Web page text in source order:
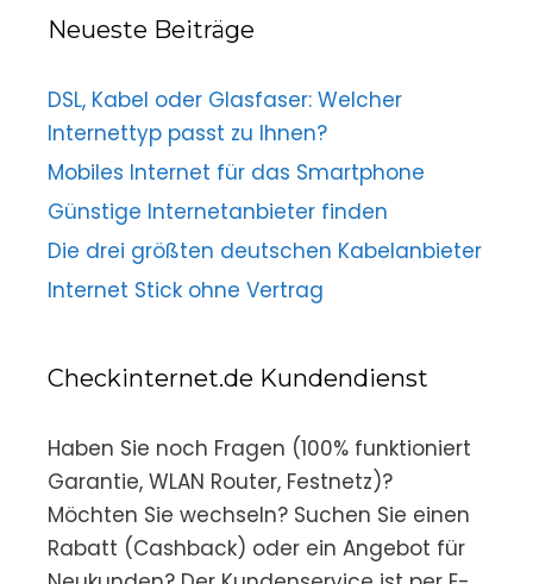
Neueste Beiträge
DSL, Kabel oder Glasfaser: Welcher
Internettyp passt zu Ihnen?
Mobiles Internet für das Smartphone
Günstige Internetanbieter finden
Die drei größten deutschen Kabelanbieter
Internet Stick ohne Vertrag
Checkinternet.de Kundendienst
Haben Sie noch Fragen (100% funktioniert
Garantie, WLAN Router, Festnetz)?
Möchten Sie wechseln? Suchen Sie einen
Rabatt (Cashback) oder ein Angebot für